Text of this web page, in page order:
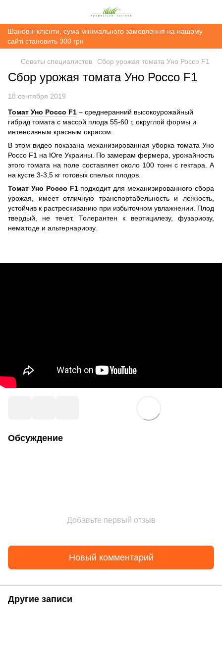
Шановні клієнти, сума мінімального замовлення на нашому
сайті становить 300 грн
Советы специалистов Сбор урожая томата Уно Россо F1
Сбор урожая томата Уно Россо F1
18 сентября 2019
Томат Уно Россо F1 – среднеранний высокоурожайный
гибрид томата с массой плода 55-60 г, округлой формы и
интенсивным красным окрасом.
В этом видео показана механизированная уборка томата Уно
Россо F1 на Юге Украины. По замерам фермера, урожайность
этого томата на поле составляет около 100 тонн с гектара. А
на кусте 3-3,5 кг готовых спелых плодов.
Томат Уно Россо F1подходит для механизированного сбора
урожая, имеет отличную транспортабельность и лежкость,
устойчив к растрескиванию при избыточном увлажнении. Плод
твердый, не течет. Толерантен к вертицилезу, фузариозу,
нематоде и альтернариозу.
Обсуждение
Добавьте первый отзыв
Новый комментарий
Другие записи